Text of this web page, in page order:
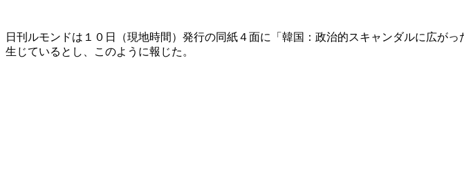
日刊ルモンドは１０日（現地時間）発行の同紙４面に「韓国：政治的スキャンダルに広が
生じているとし、このように報じた。